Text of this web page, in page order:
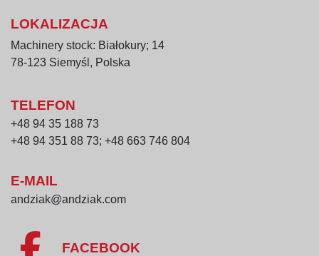
LOKALIZACJA
Machinery stock: Białokury; 14
78-123 Siemyśl, Polska
TELEFON
+48 94 35 188 73
+48 94 351 88 73; +48 663 746 804
E-MAIL
andziak@andziak.com
FACEBOOK